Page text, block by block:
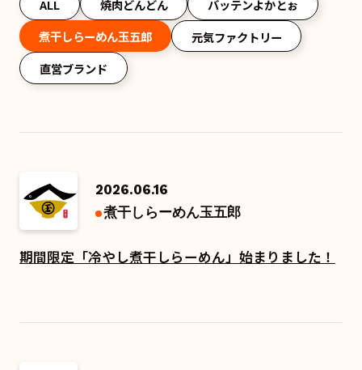
ALL 焼肉どんどん
バッテンよかとぉ
煮干しらーめん玉五郎
元気ファクトリー
直営ブランド
2026.06.16
煮干しらーめん玉五郎
期間限定「冷やし煮干しらーめん」始まりました！